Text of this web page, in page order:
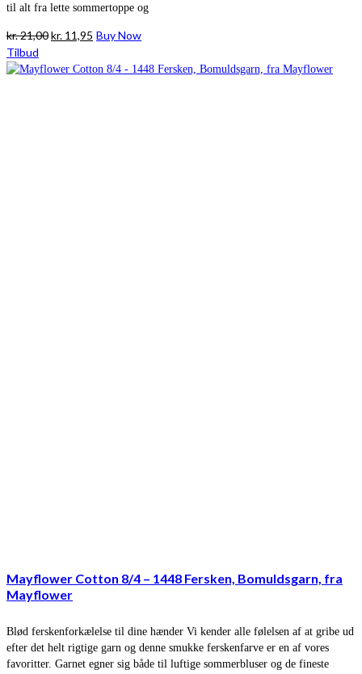
til alt fra lette sommertoppe og
kr.21,00Den
pris
kr. 11,95 Den
pris
Buy Now
Tilbud
Mayflower Cotton 8/4 – 1448 Fersken, Bomuldsgarn, fra
Mayflower
Blød ferskenforkælelse til dine hænder Vi kender alle følelsen af at gribe ud
efter det helt rigtige garn og denne smukke ferskenfarve er en af vores
favoritter. Garnet egner sig både til luftige sommerbluser og de fineste